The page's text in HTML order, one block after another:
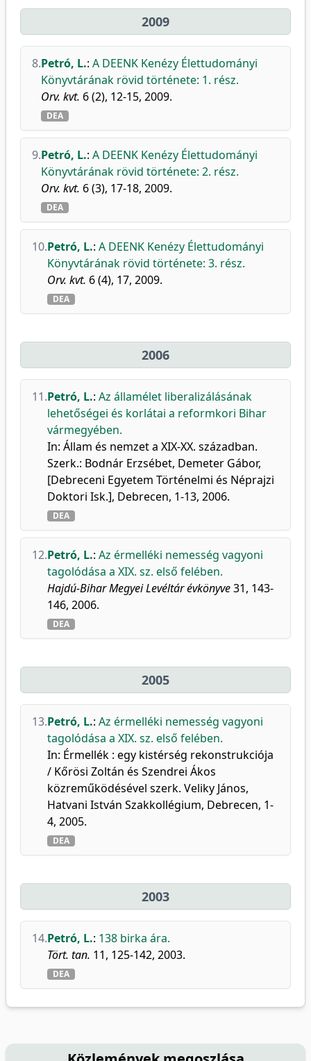
2009
8.Petró, L.: A DEENK Kenézy Élettudományi
Könyvtárának rövid története: 1. rész.
Orv. kvt. 6 (2), 12-15, 2009.
DEA
9.Petró, L.: A DEENK Kenézy Élettudományi
Könyvtárának rövid története: 2. rész.
Orv. kvt. 6 (3), 17-18, 2009.
DEA
10.Petró, L.: A DEENK Kenézy Élettudományi
Könyvtárának rövid története: 3. rész.
Orv. kvt. 6 (4), 17, 2009.
DEA
2006
11.Petró, L.: Az államélet liberalizálásának
lehetőségei és korlátai a reformkori Bihar
vármegyében.
In: Állam és nemzet a XIX-XX. században.
Szerk.: Bodnár Erzsébet, Demeter Gábor,
[Debreceni Egyetem Történelmi és Néprajzi
Doktori Isk.], Debrecen, 1-13, 2006.
DEA
12.Petró, L.: Az érmelléki nemesség vagyoni
tagolódása a XIX. sz. első felében.
Hajdú-Bihar Megyei Levéltár évkönyve31, 143-
146, 2006.
DEA
2005
13.Petró, L.: Az érmelléki nemesség vagyoni
tagolódása a XIX. sz. első felében.
In: Érmellék : egy kistérség rekonstrukciója
/ Kőrösi Zoltán és Szendrei Ákos
közreműködésével szerk. Veliky János,
Hatvani István Szakkollégium, Debrecen, 1-
4, 2005.
DEA
2003
14.Petró, L.: 138 birka ára.
Tört. tan. 11, 125-142, 2003.
DEA